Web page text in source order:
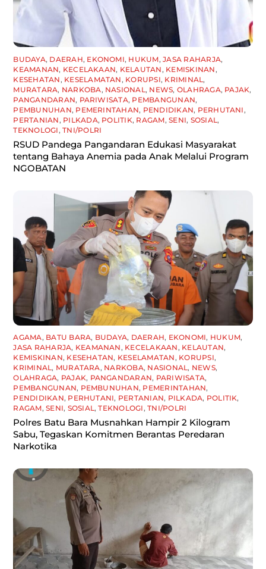
BUDAYA, DAERAH, EKONOMI, HUKUM,JASA RAHARJA,
KEAMANAN, KECELAKAAN, KELAUTAN , KEMISKINAN ,
KESEHATAN , KESELAMATAN , KORUPSI, KRIMINAL ,
MURATARA, NARKOBA, NASIONAL , NEWS, OLAHRAGA, PAJAK,
PANGANDARAN, PARIWISATA, PEMBANGUNAN,
PEMBUNUHAN, PEMERINTAHAN, PENDIDIKAN, PERHUTANI ,
PERTANIAN , PILKADA, POLITIK, RAGAM,SENI, SOSIAL ,
TEKNOLOGI ,TNI/POLRI
RSUD Pandega Pangandaran Edukasi Masyarakat
tentang Bahaya Anemia pada Anak Melalui Program
NGOBATAN
AGAMA, BATU BARA, BUDAYA, DAERAH, EKONOMI, HUKUM,
JASA RAHARJA, KEAMANAN , KECELAKAAN , KELAUTAN,
KEMISKINAN, KESEHATAN, KESELAMATAN , KORUPSI,
KRIMINAL , MURATARA, NARKOBA, NASIONAL , NEWS,
OLAHRAGA, PAJAK, PANGANDARAN, PARIWISATA,
PEMBANGUNAN, PEMBUNUHAN, PEMERINTAHAN,
PENDIDIKAN, PERHUTANI, PERTANIAN, PILKADA, POLITIK,
RAGAM,SENI, SOSIAL ,TEKNOLOGI ,TNI/POLRI
Polres Batu Bara Musnahkan Hampir 2 Kilogram
Sabu, Tegaskan Komitmen Berantas Peredaran
Narkotika